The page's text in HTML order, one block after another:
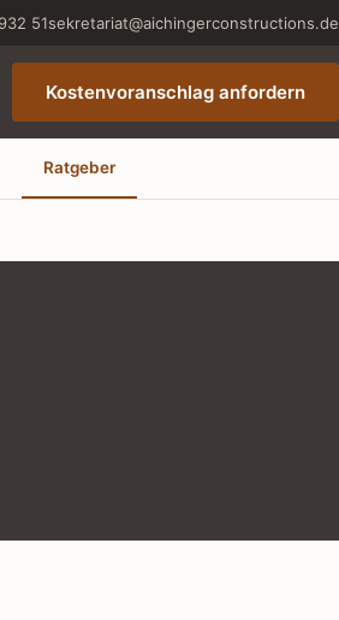
51sekretariat@aichingerconstructions.de
Kostenvoranschlag anfordern
Ratgeber